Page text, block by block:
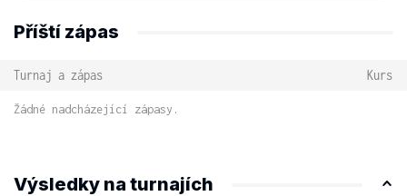
Příští zápas
Turnaj a zápas Kurs
Žádné nadcházející zápasy.
Výsledky na turnajích